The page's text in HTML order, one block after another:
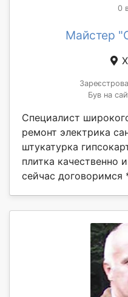
0
Майстер
Був на
Специалист
ремонт электрика
штукатурка
плитка качественно
сейчас договоримся